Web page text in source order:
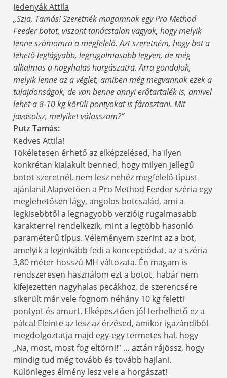
Jedenyák Attila
„Szia, Tamás! Szeretnék magamnak egy Pro Method
Feeder botot, viszont tanácstalan vagyok, hogy melyik
lenne számomra a megfelelő. Azt szeretném, hogy bot a
lehető leglágyabb, legrugalmasabb legyen, de még
alkalmas a nagyhalas horgászatra. Arra gondolok,
melyik lenne az a véglet, amiben még megvannak ezek a
tulajdonságok, de van benne annyi erőtartalék is, amivel
lehet a 8-10 kg körüli pontyokat is fárasztani. Mit
javasolsz, melyiket válasszam?”
Putz Tamás:
Kedves Attila!
Tökéletesen érhető az elképzelésed, ha ilyen
konkrétan kialakult benned, hogy milyen jellegű
botot szeretnél, nem lesz nehéz megfelelő típust
ajánlani! Alapvetően a Pro Method Feeder széria egy
meglehetősen lágy, angolos botcsalád, ami a
legkisebbtől a legnagyobb verzióig rugalmasabb
karakterrel rendelkezik, mint a legtöbb hasonló
paraméterű típus. Véleményem szerint az a bot,
amelyik a leginkább fedi a koncepciódat, az a széria
3,80 méter hosszú MH változata. Én magam is
rendszeresen használom ezt a botot, habár nem
kifejezetten nagyhalas pecákhoz, de szerencsére
sikerült már vele fognom néhány 10 kg feletti
pontyot és amurt. Elképesztően jól terhelhető ez a
pálca! Eleinte az lesz az érzésed, amikor igazándiból
megdolgoztatja majd egy-egy termetes hal, hogy
„Na, most, most fog eltörni!” … aztán rájössz, hogy
mindig tud még tovább és tovább hajlani.
Különleges élmény lesz vele a horgászat!